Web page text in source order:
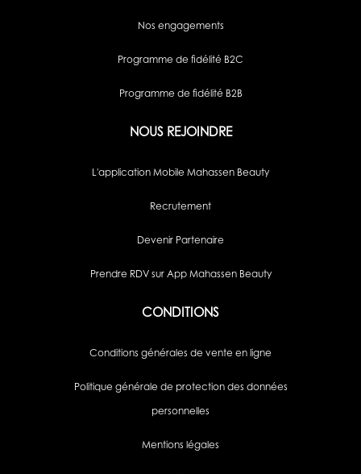
Nos engagements
Programme de fidélité B2C
Programme de fidélité B2B
NOUS REJOINDRE
L'application Mobile Mahassen Beauty
Recrutement
Devenir Partenaire
Prendre RDV sur App Mahassen Beauty
CONDITIONS
Conditions générales de vente en ligne
Politique générale de protection des données
personnelles
Mentions légales